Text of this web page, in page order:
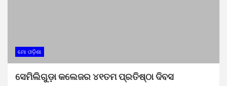
ମୋ ଓଡ଼ିଶା
ସେମିଲିଗୁଡ଼ା କଲେଜର ୪୧ତମ ପ୍ରତିଷ୍ଠା ଦିବସ